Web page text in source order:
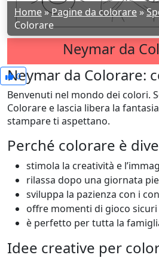
Home»Pagine da colorare »
Colorare
Neymar da
0
Neymar da Colorare:
Benvenuti nel mondo dei colori.
Colorare e lascia libera la
stampare ti aspettano.
Perché colorare è
stimola la creatività e
rilassa dopo una giornata
sviluppa la pazienza con i
offre momenti di gioco sicuri
è perfetto per tutta la
Idee creative per